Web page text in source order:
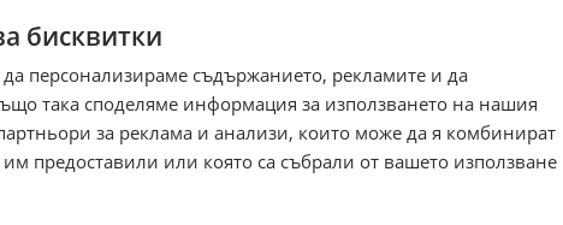
бисквитки
персонализираме съдържанието, рекламите и да
така споделяме информация за използването на нашия
за реклама и анализи, които може да я комбинират
предоставили или която са събрали от вашето използване